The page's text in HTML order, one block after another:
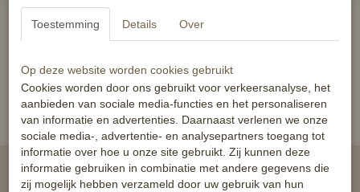
Probeert u het later nog eens!
Al 10 jaar shoppen voor de beste prijs!
Informatie
Toestemming Details Over
Op deze website worden cookies gebruikt
Cookies worden door ons gebruikt voor verkeersanalyse, het
aanbieden van sociale media-functies en het personaliseren
van informatie en advertenties. Daarnaast verlenen we onze
sociale media-, advertentie- en analysepartners toegang tot
informatie over hoe u onze site gebruikt. Zij kunnen deze
informatie gebruiken in combinatie met andere gegevens die
zij mogelijk hebben verzameld door uw gebruik van hun